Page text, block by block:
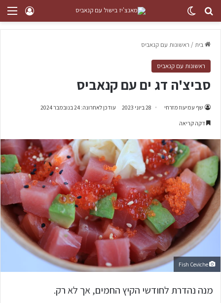
בית/ ראשונות עם קנאביס
ראשונות עם קנאביס
סביצ'ה דג ים עם קנאביס
שף עמיעוז מזרחי 28 ביוני 2023 עודכן לאחרונה: 24 בנובמבר 2024
דקה קריאה
מנה נהדרת לחודשי הקיץ החמים, אך לא רק.